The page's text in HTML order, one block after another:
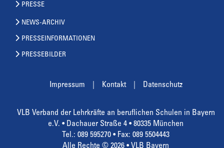
PRESSE
NEWS-ARCHIV
PRESSEINFORMATIONEN
PRESSEBILDER
Impressum Kontakt Datenschutz
VLB Verband der Lehrkräfte an beruflichen Schulen in Bayern
e.V. • Dachauer Straße 4 • 80335 München
Tel.: 089 595270 • Fax: 089 5504443
Alle Rechte © 2026 • VLB Bayern